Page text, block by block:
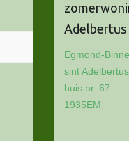
Adelbertus
Egmond-
sint
huis nr. 67
1935EM